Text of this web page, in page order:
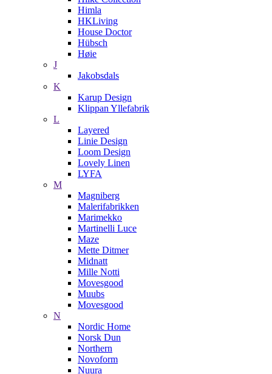
Himla
HKLiving
House Doctor
Hübsch
Høie
J
Jakobsdals
K
Karup Design
Klippan Yllefabrik
L
Layered
Linie Design
Loom Design
Lovely Linen
LYFA
M
Magniberg
Malerifabrikken
Marimekko
Martinelli Luce
Maze
Mette Ditmer
Midnatt
Mille Notti
Movesgood
Muubs
Movesgood
N
Nordic Home
Norsk Dun
Northern
Novoform
Nuura